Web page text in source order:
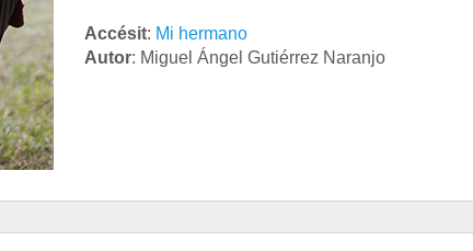
Accésit: Mi hermano
Autor: Miguel Ángel Gutiérrez Naranjo